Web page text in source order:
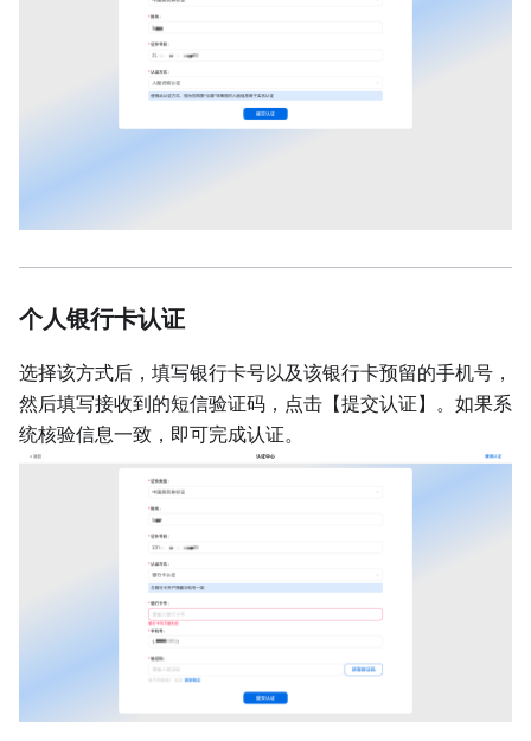
个人银行卡认证
选择该方式后，填写银行卡号以及该银行卡预留的手机号，
然后填写接收到的短信验证码，点击【提交认证】。如果系
统核验信息一致，即可完成认证。